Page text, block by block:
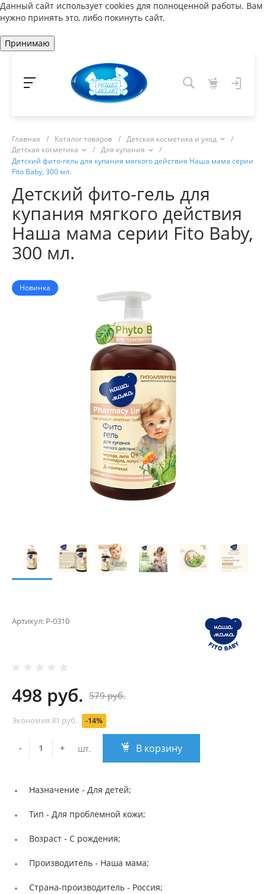
Данный сайт использует cookies для полноценной работы. Вам
нужно принять это, либо покинуть сайт.
Принимаю
Главная / Каталог товаров / Детская косметика и уход
/
Детская косметика
/ Для купания
/
Детский фито-гель для купания мягкого действия Наша мама серии
Fito Baby, 300 мл.
Детский фито-гель для
купания мягкого действия
Наша мама серии Fito Baby,
300 мл.
Новинка
Артикул: Р-0310
498 руб. 579 руб.
Экономия 81 руб. -14%
- + шт. В корзину
Назначение - Для детей;
Тип - Для проблемной кожи;
Возраст - С рождения;
Производитель - Наша мама;
Страна-производитель - Россия;